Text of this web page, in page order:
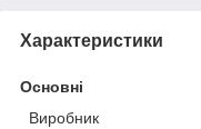
Характеристики
Основні
Виробник